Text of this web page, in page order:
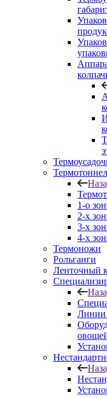
1-о
2-х
3-х
4-х
Термоножи
Рольганги
Ленточный
Линии